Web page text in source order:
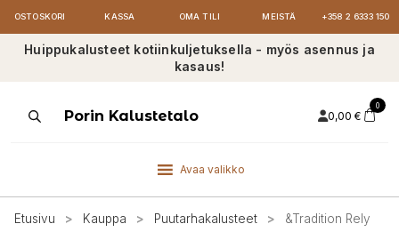
OSTOSKORI KASSA OMA TILI MEISTÄ +358 2 6333 150
Huippukalusteet kotiinkuljetuksella - myös asennus ja
kasaus!
ProductsPorin Kalustetalo 0,00 €
0
Avaa valikko
Etusivu > Kauppa > Puutarhakalusteet >
&Tradition Rely